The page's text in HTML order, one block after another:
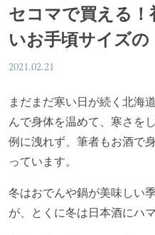
セコマで買える
いお手頃サイズ
2021.02.21
まだまだ寒い日が続く北海
んで身体を温めて、寒さを
例に洩れず、筆者もお酒で
っています。
冬はおでんや鍋が美味しい
が、とくに冬は日本酒にハ